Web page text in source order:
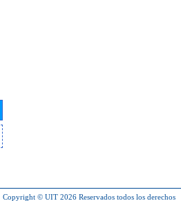
Copyright © UIT 2026 Reservados todos los derechos